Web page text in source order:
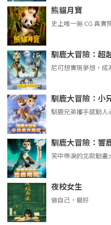
熊貓月寶
史上唯一無 CG 真實
馴鹿大冒險：超
尼可想實現夢想，
馴鹿大冒險：小
馴鹿兄弟攜手感動人
馴鹿大冒險：響
笑中帶淚的北歐動畫
夜校女生
做自己，最好